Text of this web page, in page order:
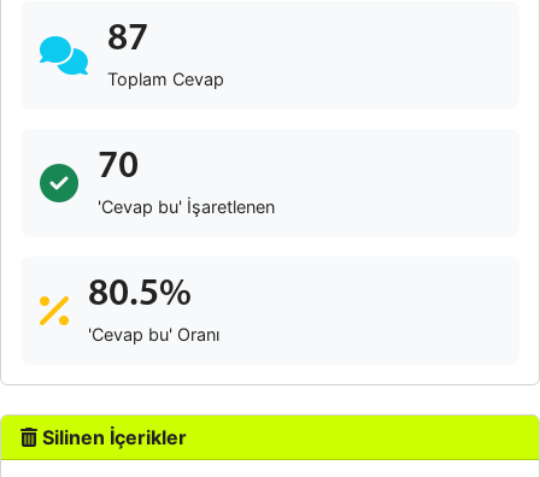
87
Toplam Cevap
70
'Cevap bu' İşaretlenen
80.5%
'Cevap bu' Oranı
Silinen İçerikler